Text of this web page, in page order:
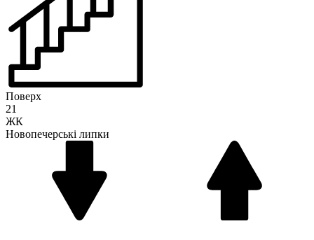
Поверх
21
ЖК
Новопечерські липки